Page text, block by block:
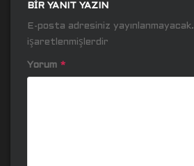
BIR YANIT YAZIN
E-posta adresiniz yayınlanmayacak.
işaretlenmişlerdir
Yorum *